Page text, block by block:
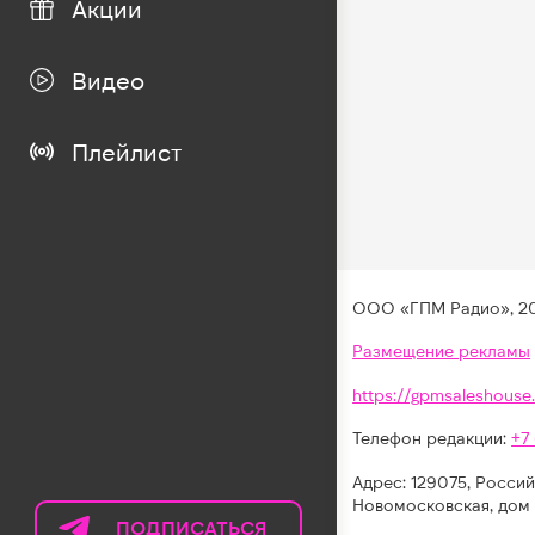
Акции
Видео
Плейлист
ПОДПИСАТЬСЯ
ООО «ГПМ Радио»,
Размещение рекламы
https://
Телефон редакции:+7
Адрес: 129075,
Новомосковская, дом